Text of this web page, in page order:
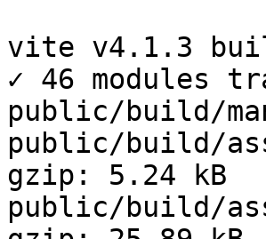
vite v4.1.3
✓ 46 modules
public/build/
public/build/
gzip: 5.24 kB
public/build/